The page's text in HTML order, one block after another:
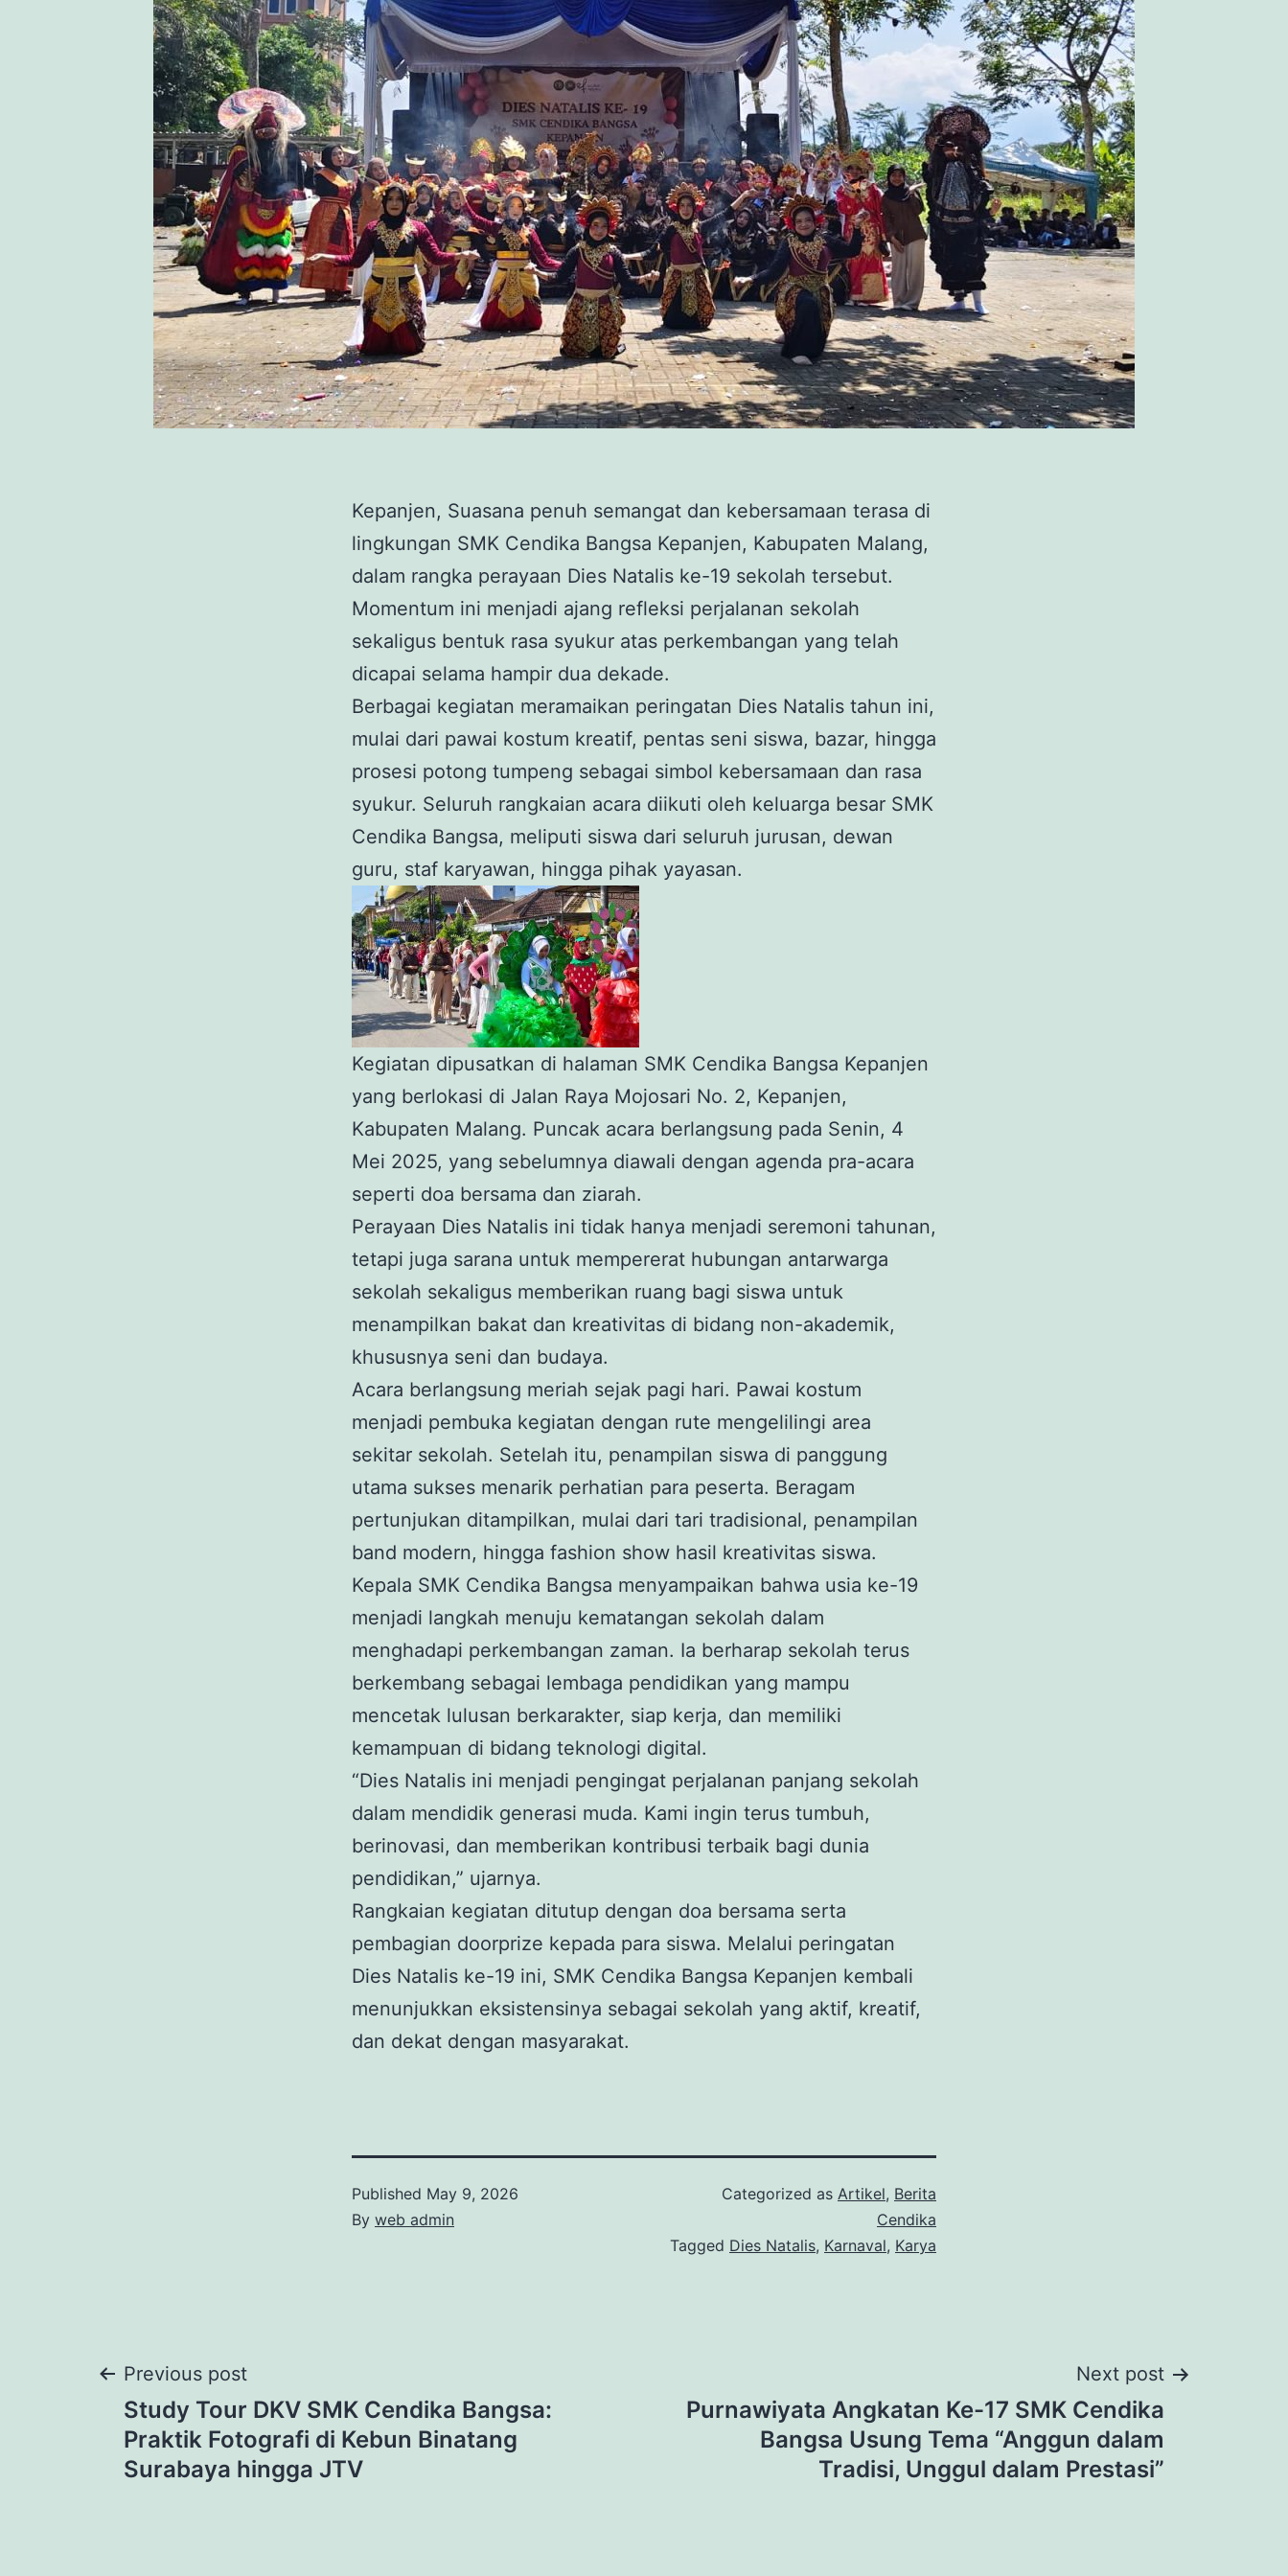
Kepanjen, Suasana penuh semangat dan kebersamaan terasa di
lingkungan SMK Cendika Bangsa Kepanjen, Kabupaten Malang,
dalam rangka perayaan Dies Natalis ke-19 sekolah tersebut.
Momentum ini menjadi ajang refleksi perjalanan sekolah
sekaligus bentuk rasa syukur atas perkembangan yang telah
dicapai selama hampir dua dekade.
Berbagai kegiatan meramaikan peringatan Dies Natalis tahun ini,
mulai dari pawai kostum kreatif, pentas seni siswa, bazar, hingga
prosesi potong tumpeng sebagai simbol kebersamaan dan rasa
syukur. Seluruh rangkaian acara diikuti oleh keluarga besar SMK
Cendika Bangsa, meliputi siswa dari seluruh jurusan, dewan
guru, staf karyawan, hingga pihak yayasan.
Kegiatan dipusatkan di halaman SMK Cendika Bangsa Kepanjen
yang berlokasi di Jalan Raya Mojosari No. 2, Kepanjen,
Kabupaten Malang. Puncak acara berlangsung pada Senin, 4
Mei 2025, yang sebelumnya diawali dengan agenda pra-acara
seperti doa bersama dan ziarah.
Perayaan Dies Natalis ini tidak hanya menjadi seremoni tahunan,
tetapi juga sarana untuk mempererat hubungan antarwarga
sekolah sekaligus memberikan ruang bagi siswa untuk
menampilkan bakat dan kreativitas di bidang non-akademik,
khususnya seni dan budaya.
Acara berlangsung meriah sejak pagi hari. Pawai kostum
menjadi pembuka kegiatan dengan rute mengelilingi area
sekitar sekolah. Setelah itu, penampilan siswa di panggung
utama sukses menarik perhatian para peserta. Beragam
pertunjukan ditampilkan, mulai dari tari tradisional, penampilan
band modern, hingga fashion show hasil kreativitas siswa.
Kepala SMK Cendika Bangsa menyampaikan bahwa usia ke-19
menjadi langkah menuju kematangan sekolah dalam
menghadapi perkembangan zaman. Ia berharap sekolah terus
berkembang sebagai lembaga pendidikan yang mampu
mencetak lulusan berkarakter, siap kerja, dan memiliki
kemampuan di bidang teknologi digital.
“Dies Natalis ini menjadi pengingat perjalanan panjang sekolah
dalam mendidik generasi muda. Kami ingin terus tumbuh,
berinovasi, dan memberikan kontribusi terbaik bagi dunia
pendidikan,” ujarnya.
Rangkaian kegiatan ditutup dengan doa bersama serta
pembagian doorprize kepada para siswa. Melalui peringatan
Dies Natalis ke-19 ini, SMK Cendika Bangsa Kepanjen kembali
menunjukkan eksistensinya sebagai sekolah yang aktif, kreatif,
dan dekat dengan masyarakat.
Published May 9, 2026
By web admin
Categorized as Artikel, Berita
Cendika
Tagged Dies Natalis, Karnaval, Karya
Post
navigation
Previous post
Study Tour DKV SMK Cendika Bangsa:
Praktik Fotografi di Kebun Binatang
Surabaya hingga JTV
Next post
Purnawiyata Angkatan Ke-17 SMK Cendika
Bangsa Usung Tema “Anggun dalam
Tradisi, Unggul dalam Prestasi”